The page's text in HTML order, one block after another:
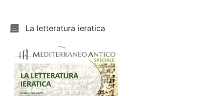
La letteratura ieratica